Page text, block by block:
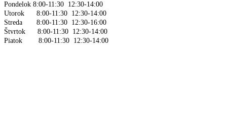
Pondelok 8:00-11:30 12:30-14:00
Utorok 8:00-11:30 12:30-14:00
Streda 8:00-11:30 12:30-16:00
Štvrtok 8:00-11:30 12:30-14:00
Piatok 8:00-11:30 12:30-14:00